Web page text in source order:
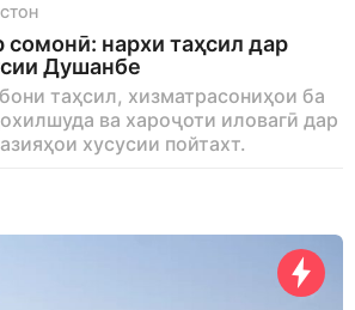
сомонӣ: нархи таҳсил дар
Душанбе
таҳсил, хизматрасониҳои ба
ва хароҷоти иловагӣ дар
хусусии пойтахт.